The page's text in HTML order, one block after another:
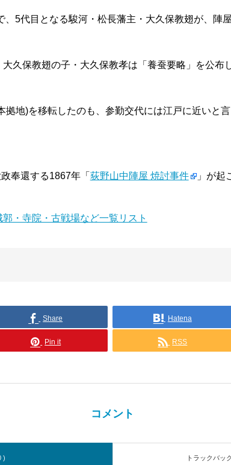
5代目となる駿河・松長藩主・大久保教翅が、陣
久保教翅の子・大久保教孝は「養蚕要略」を公布
拠地)を移転したのも、参勤交代には江戸に近いと
奉還する1867年「 荻野山中陣屋 焼討事件 」が起
・寺院・古戦場など一覧リスト
Share Hatena
Pin it RSS
コメント
) トラックバッ